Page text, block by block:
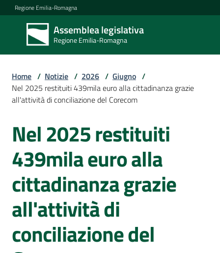
Vai al contenuto
Vai alla navigazione
Vai al footer
Regione Emilia-Romagna
Assemblea legislativa
Regione Emilia-Romagna
Assemblea
legislativa
Regione Emilia-
Assemblea
Attività
Argomenti
i
media
Home / Notizie / 2026 / Giugno /
Nel 2025 restituiti 439mila euro alla cittadinanza grazie
all'attività di conciliazione del Corecom
Salta al contenuto
Nel 2025 restituiti
439mila euro alla
cittadinanza grazie
all'attività di
conciliazione del